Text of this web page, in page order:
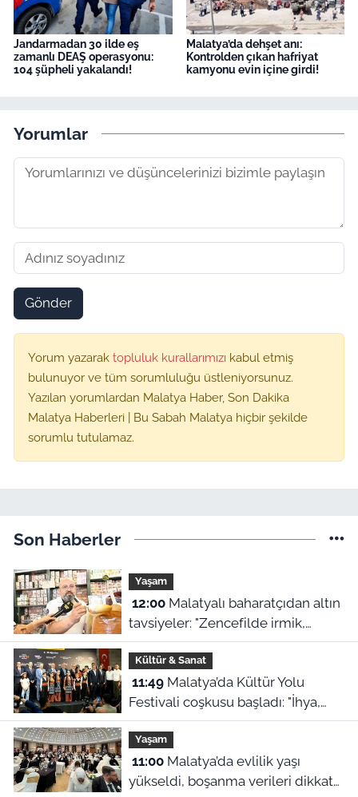
Jandarmadan 30 ilde eş
zamanlı DEAŞ operasyonu:
104 şüpheli yakalandı!
Malatya’da dehşet anı:
Kontrolden çıkan hafriyat
kamyonu evin içine girdi!
Yorumlar
Gönder
Yorum yazarak topluluk kurallarımızı kabul etmiş
bulunuyor ve tüm sorumluluğu üstleniyorsunuz.
Yazılan yorumlardan Malatya Haber, Son Dakika
Malatya Haberleri | Bu Sabah Malatya hiçbir şekilde
sorumlu tutulamaz.
Son Haberler
Yaşam
12:00Malatyalı baharatçıdan altın
tavsiyeler: "Zencefilde irmik,
kimyonda bulgur var!"
Kültür & Sanat
11:49Malatya’da Kültür Yolu
Festivali coşkusu başladı: "İhya,
inşa ve kültürle normalleşiyoruz"
Yaşam
11:00Malatya’da evlilik yaşı
yükseldi, boşanma verileri dikkat